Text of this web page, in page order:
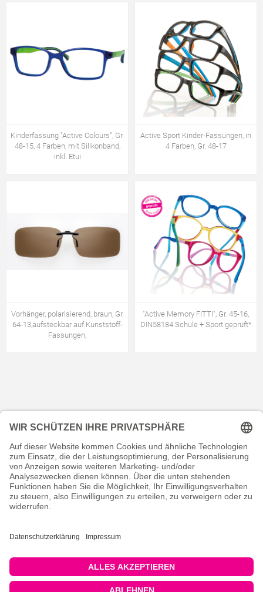
Kinderfassung "Active Colours", Gr.
48-15, 4 Farben, mit Silikonband,
inkl. Etui
Active Sport Kinder-Fassungen, in
4 Farben, Gr. 48-17
Vorhänger, polarisierend, braun, Gr.
64-13,aufsteckbar auf Kunststoff-
Fassungen,
"Active Memory FITTI", Gr. 45-16,
DIN58184 Schule + Sport geprüft*
KONTAKT
RECHTLICHES
INFORMATIVES
MEIN KONTO